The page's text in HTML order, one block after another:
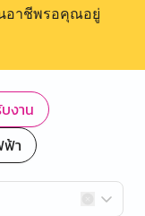
นอาชีพรอคุณอยู่
งาน
ฟ้า